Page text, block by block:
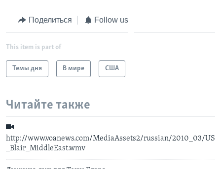
Поделиться Follow us
This item is part of
Темы дня В мире США
Читайте также
http://www.voanews.com/MediaAssets2/russian/2010_03/US
_Blair_MiddleEast.wmv